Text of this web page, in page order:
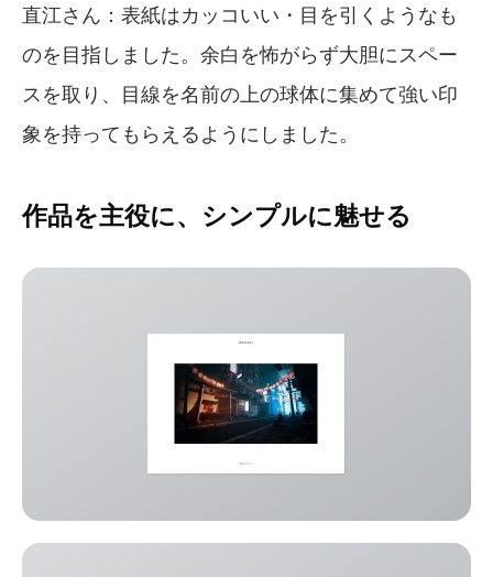
直江さん：表紙はカッコいい・目を引くようなも
のを目指しました。余白を怖がらず大胆にスペー
スを取り、目線を名前の上の球体に集めて強い印
象を持ってもらえるようにしました。
作品を主役に、シンプルに魅せる